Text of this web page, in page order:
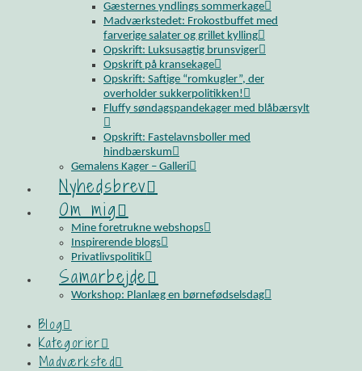
Gæsternes yndlings sommerkage
Madværkstedet: Frokostbuffet med
farverige salater og grillet kylling
Opskrift: Luksusagtig brunsviger
Opskrift på kransekage
Opskrift: Saftige “romkugler”, der
overholder sukkerpolitikken!
Fluffy søndagspandekager med blåbærsylt
Opskrift: Fastelavnsboller med
hindbærskum
Gemalens Kager – Galleri
Nyhedsbrev
Om mig
Mine foretrukne webshops
Inspirerende blogs
Privatlivspolitik
Samarbejde
Workshop: Planlæg en børnefødselsdag
Blog
Kategorier
Madværksted